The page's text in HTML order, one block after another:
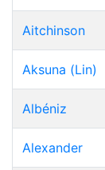
Aitchinson
Aksuna (Lin)
Albéniz
Alexander